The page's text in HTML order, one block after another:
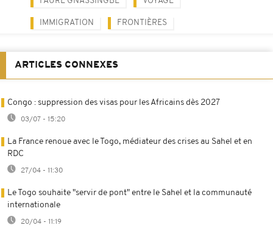
IMMIGRATION FRONTIÈRES
ARTICLES CONNEXES
Congo : suppression des visas pour les Africains dès 2027
03/07 - 15:20
La France renoue avec le Togo, médiateur des crises au Sahel et en
RDC
27/04 - 11:30
Le Togo souhaite "servir de pont" entre le Sahel et la communauté
internationale
20/04 - 11:19